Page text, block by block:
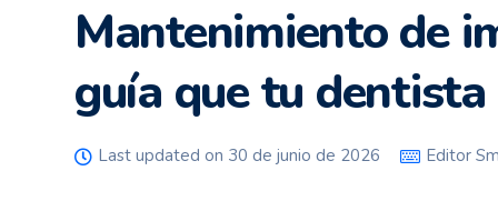
Mantenimiento de
guía que tu
Last updated on 30 de junio de 2026 Editor